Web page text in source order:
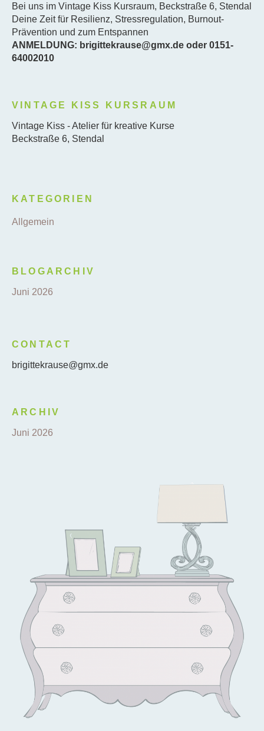
Bei uns im Vintage Kiss Kursraum, Beckstraße 6, Stendal
Deine Zeit für Resilienz, Stressregulation, Burnout-
Prävention und zum Entspannen
ANMELDUNG: brigittekrause@gmx.de oder 0151-
64002010
VINTAGE KISS KURSRAUM
Vintage Kiss - Atelier für kreative Kurse
Beckstraße 6, Stendal
KATEGORIEN
Allgemein
BLOGARCHIV
Juni 2026
CONTACT
brigittekrause@gmx.de
ARCHIV
Juni 2026